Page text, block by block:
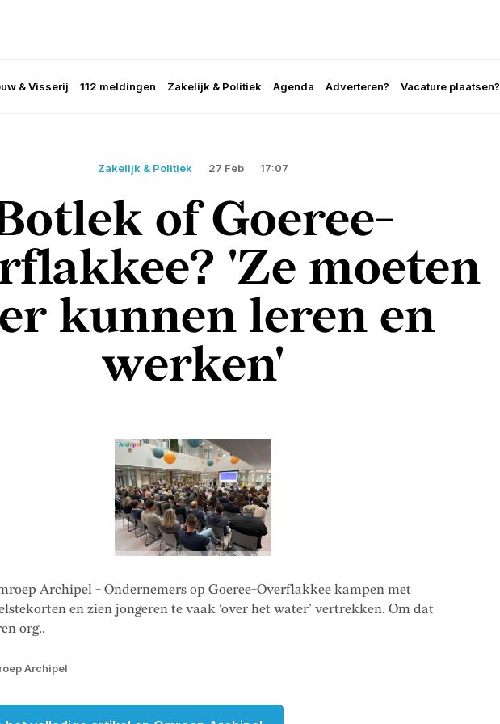
& Visserij 112 meldingen Zakelijk & Politiek Agenda Adverteren? Vacature plaatsen?
Zakelijk & Politiek 27 Feb 17:07
of Goeree-
'Ze moeten
kunnen leren en
werken'
Archipel - Ondernemers op Goeree-Overflakkee kampen met
en zien jongeren te vaak ‘over het water’ vertrekken. Om dat
org..
Archipel